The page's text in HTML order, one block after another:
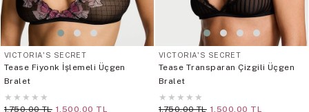
VICTORIA'S SECRET
Tease Fiyonk İşlemeli Üçgen
Bralet
★ ★ ★ ★ ★
1.750,00 TL 1.500,00 TL
VICTORIA'S SECRET
Tease Transparan Çizgili Üçgen
Bralet
★ ★ ★ ★ ★
1.750,00 TL 1.500,00 TL